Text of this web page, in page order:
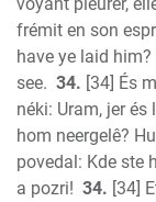
frémit en son
have ye laid
see. 34. [34] És
néki: Uram, jer és
hom neergelê?
povedal: Kde ste
a pozri! 34. [34]